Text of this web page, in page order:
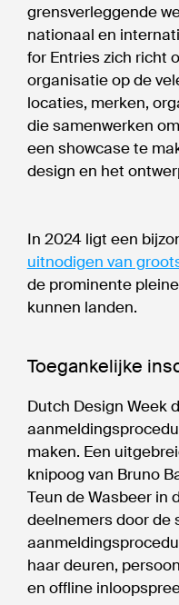
grensverleggende
nationaal en
for Entries zich richt
organisatie op de
locaties, merken,
die samenwerken
een showcase te
design en het
In 2024 ligt een
uitnodigen van
de prominente
kunnen landen.
Toegankelijke
Dutch Design Week
maken. Een
knipoog van Bruno
Teun de Wasbeer in
deelnemers door de
haar deuren,
en offline